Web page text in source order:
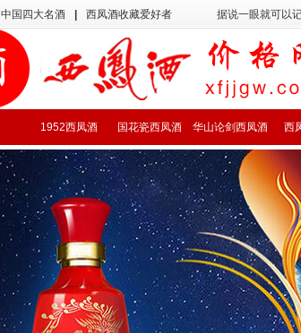
中国四大名酒 西凤酒收藏爱好者 据说一眼就可以
1952西凤酒 国花瓷西凤酒 华山论剑西凤酒 西